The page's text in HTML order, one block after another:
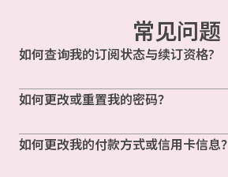
常见问题
如何查询我的订阅状态与续订资格?
如何更改或重置我的密码？
如何更改我的付款方式或信用卡信息？